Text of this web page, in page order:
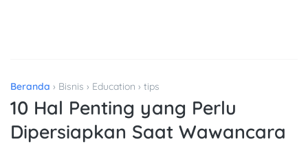
Beranda › Bisnis › Education › tips
10 Hal Penting yang Perlu
Dipersiapkan Saat Wawancara